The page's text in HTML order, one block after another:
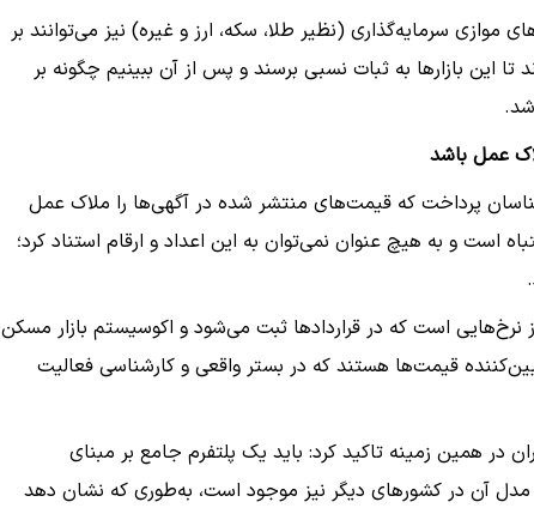
موازی سرمایه‌گذاری (نظیر طلا، سکه، ارز و غیره) نیز می‌توانند بر
تا این بازارها به ثبات نسبی برسند و پس از آن ببینیم چگونه بر
عمل باشد
پرداخت که قیمت‌های منتشر شده در آگهی‌ها را ملاک عمل
است و به هیچ عنوان نمی‌توان به این اعداد و ارقام استناد کرد؛
نرخ‌هایی است که در قراردادها ثبت می‌شود و اکوسیستم بازار مسکن
قیمت‌ها هستند که در بستر واقعی و کارشناسی فعالیت
در همین زمینه تاکید کرد: باید یک پلتفرم جامع بر مبنای
مدل آن در کشورهای دیگر نیز موجود است، به‌طوری که نشان دهد